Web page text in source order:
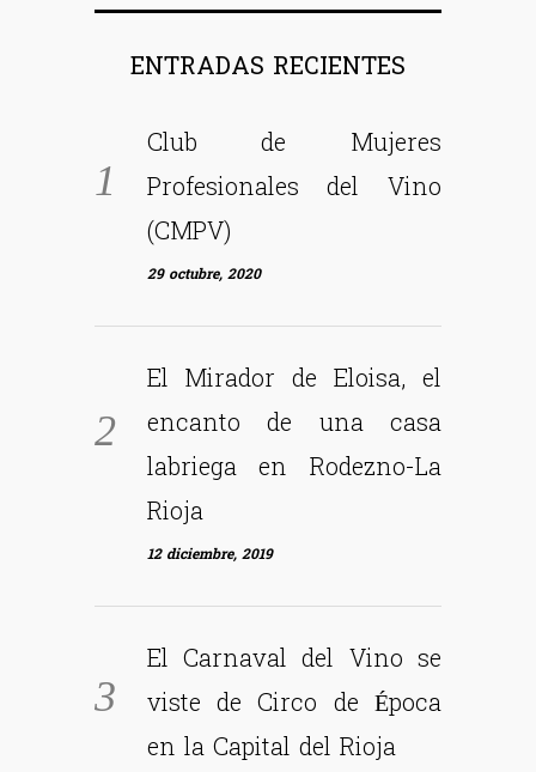
ENTRADAS RECIENTES
Club de Mujeres
Profesionales del Vino
(CMPV)
29 octubre, 2020
El Mirador de Eloisa, el
encanto de una casa
labriega en Rodezno-La
Rioja
12 diciembre, 2019
El Carnaval del Vino se
viste de Circo de Época
en la Capital del Rioja